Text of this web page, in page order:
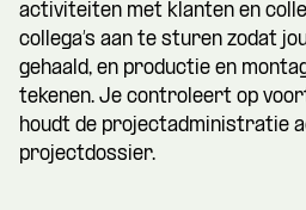
activiteiten met klanten en
collega’s aan te sturen zodat
gehaald, en productie en
tekenen. Je controleert op
houdt de projectadministratie
projectdossier.